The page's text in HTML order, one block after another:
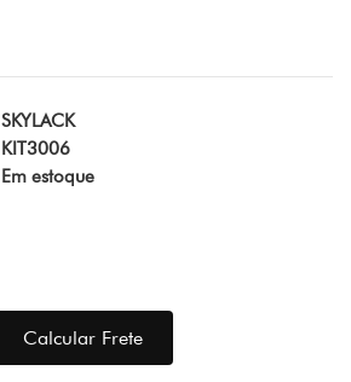
SKYLACK
KIT3006
Em estoque